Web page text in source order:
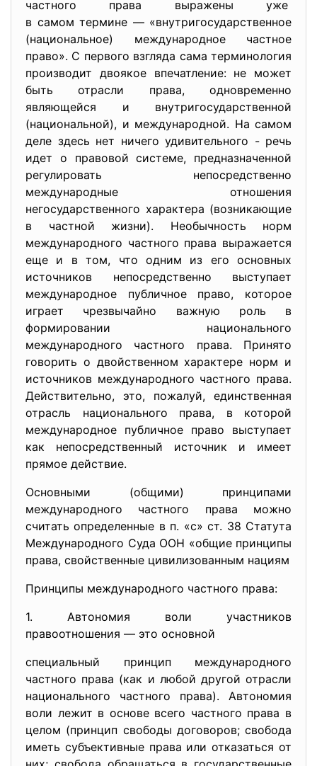
частного права выражены уже
в самом термине — «внутригосударственное
(национальное) международное частное
право». С первого взгляда сама терминология
производит двоякое впечатление: не может
быть отрасли права, одновременно
являющейся и внутригосударственной
(национальной), и международной. На самом
деле здесь нет ничего удивительного - речь
идет о правовой системе, предназначенной
регулировать непосредственно
международные отношения
негосударственного характера (возникающие
в частной жизни). Необычность норм
международного частного права выражается
еще и в том, что одним из его основных
источников непосредственно выступает
международное публичное право, которое
играет чрезвычайно важную роль в
формировании национального
международного частного права. Принято
говорить о двойственном характере норм и
источников международного частного права.
Действительно, это, пожалуй, единственная
отрасль национального права, в которой
международное публичное право выступает
как непосредственный источник и имеет
прямое действие.
Основными (общими) принципами
международного частного права можно
считать определенные в п. «с» ст. 38 Статута
Международного Суда ООН «общие принципы
права, свойственные цивилизованным нациям
Принципы международного частного права:
1. Автономия воли участников
правоотношения — это основной
специальный принцип международного
частного права (как и любой другой отрасли
национального частного права). Автономия
воли лежит в основе всего частного права в
целом (принцип свободы договоров; свобода
иметь субъективные права или отказаться от